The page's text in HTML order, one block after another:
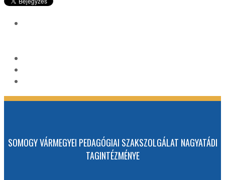
SOMOGY VÁRMEGYEI PEDAGÓGIAI SZAKSZOLGÁLAT NAGYATÁDI
TAGINTÉZMÉNYE